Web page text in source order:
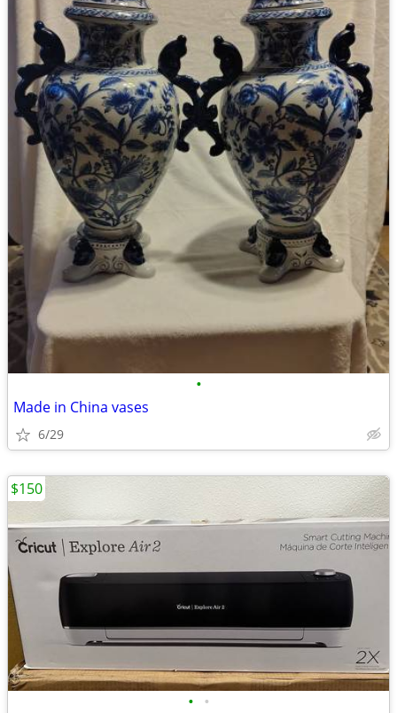
•
Made in China vases
6/29
• •
$150